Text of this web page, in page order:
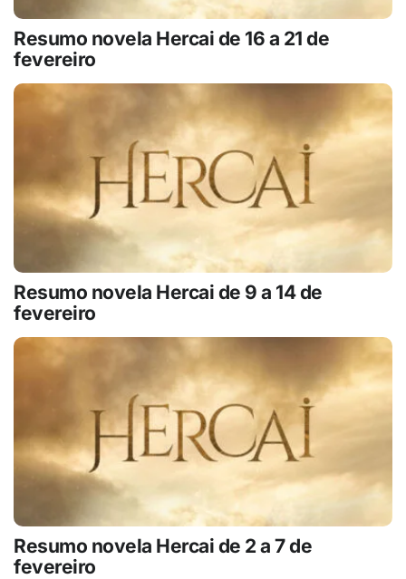
Resumo novela Hercai de 16 a 21 de
fevereiro
Resumo novela Hercai de 9 a 14 de
fevereiro
Resumo novela Hercai de 2 a 7 de
fevereiro